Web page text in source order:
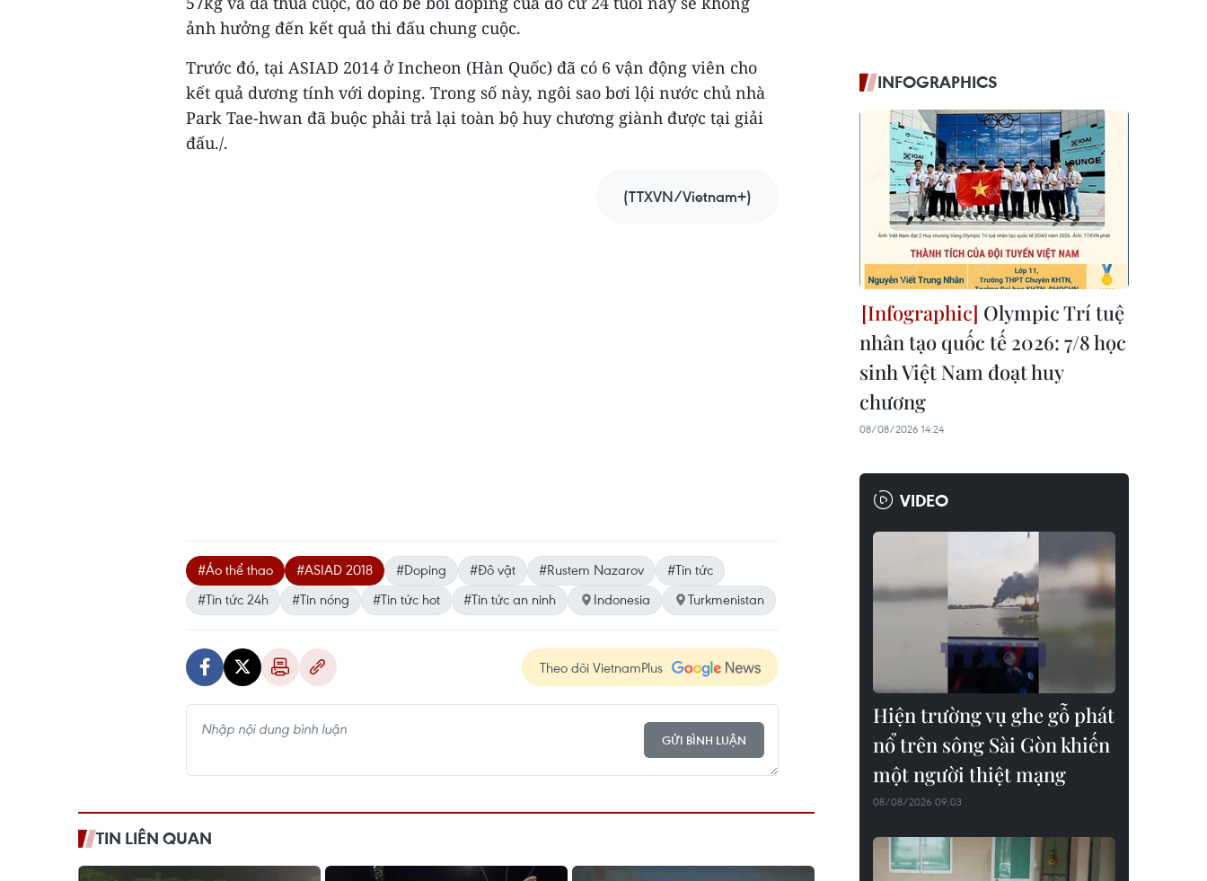
ảnh hưởng đến kết quả thi đấu chung cuộc.
Trước đó, tại ASIAD 2014 ở Incheon (Hàn Quốc) đã có 6 vận động viên cho
kết quả dương tính với doping. Trong số này, ngôi sao bơi lội nước chủ nhà
Park Tae-hwan đã buộc phải trả lại toàn bộ huy chương giành được tại giải
đấu./.
(TTXVN/Vietnam+)
#Áo thể thao #ASIAD 2018 #Doping #Đô vật #Rustem Nazarov
#Tin tức
#Tin tức 24h
#Tin nóng #Tin tức hot #Tin tức an ninh Indonesia Turkmenistan
Theo dõi VietnamPlus
GỬI BÌNH LUẬN
TIN LIÊN QUAN
INFOGRAPHICS
Olympic Trí tuệ
nhân tạo quốc tế 2026: 7/8 học
sinh Việt Nam đoạt huy
chương
08/08/2026 14:24
VIDEO
Hiện trường vụ ghe gỗ phát
nổ trên sông Sài Gòn khiến
một người thiệt mạng
08/08/2026 09:03